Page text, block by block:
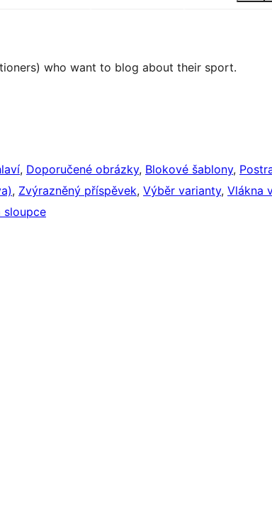
who want to blog about their sport.
, Doporučené obrázky, Blokové šablony,
, Zvýrazněný příspěvek, Výběr varianty, Vlákna
sloupce